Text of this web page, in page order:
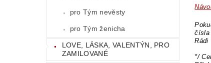
pro Tým nevěsty
pro Tým ženicha
LOVE, LÁSKA, VALENTÝN, PRO
ZAMILOVANÉ
čísla
Rádi
*/